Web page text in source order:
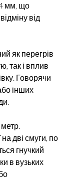
мм, що
від
як перегрів
так і вплив
Говорячи
інших
на дві смуги, по
гнучкий
в вузьких